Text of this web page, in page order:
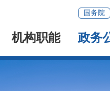
国务院
机构职能 政务